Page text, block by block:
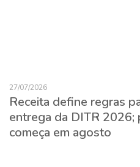
27/07/2026
Receita define regras
entrega da DITR 2026;
começa em agosto